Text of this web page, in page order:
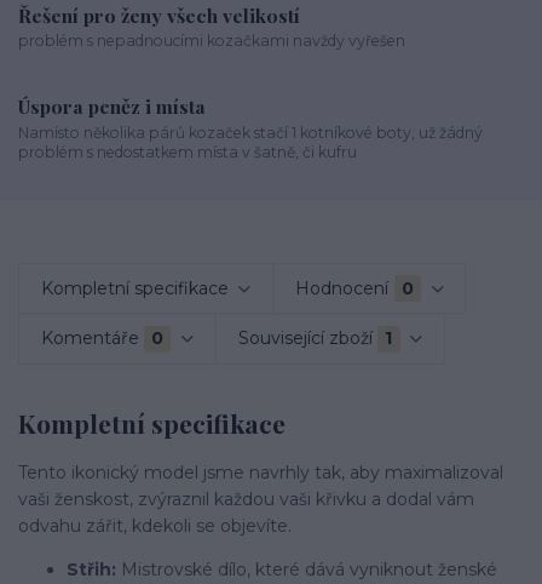
Řešení pro ženy všech velikostí
problém s nepadnoucími kozačkami navždy vyřešen
Úspora peněz i místa
Namísto několika párů kozaček stačí 1 kotníkové boty, už žádný
problém s nedostatkem místa v šatně, či kufru
Kompletní specifikace Hodnocení 0
Komentáře 0 Související zboží 1
Kompletní specifikace
Tento ikonický model jsme navrhly tak, aby maximalizoval
vaši ženskost, zvýraznil každou vaši křivku a dodal vám
odvahu zářit, kdekoli se objevíte.
Střih: Mistrovské dílo, které dává vyniknout ženské